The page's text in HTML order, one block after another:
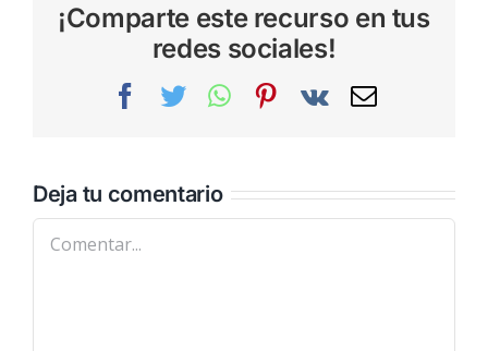
¡Comparte este recurso en tus
redes sociales!
Facebook
TwitterWhatsAppPinterest
Vk
Correo
Deja tu comentario
Comentar